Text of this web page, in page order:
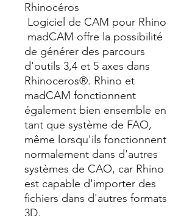
Rhinocéros
Logiciel de CAM pour Rhino
madCAM offre la possibilité
de générer des parcours
d'outils 3,4 et 5 axes dans
Rhinoceros®. Rhino et
madCAM fonctionnent
également bien ensemble en
tant que système de FAO,
même lorsqu'ils fonctionnent
normalement dans d'autres
systèmes de CAO, car Rhino
est capable d'importer des
fichiers dans d'autres formats
3D.